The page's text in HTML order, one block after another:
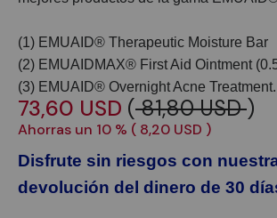
(1) EMUAID® Therapeutic Moisture Bar
(2) EMUAIDMAX® First Aid Ointment
(3) EMUAID® Overnight Acne Treatment.
73,60 USD (81,80 USD)
Ahorras un 10 % ( 8,20 USD )
Disfrute sin riesgos con
devolución del dinero de 30